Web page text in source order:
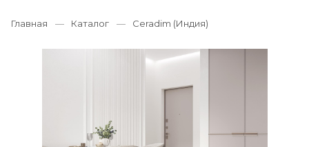
Главная — Каталог — Ceradim (Индия)